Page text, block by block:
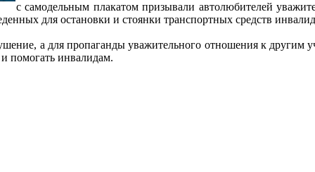
с самодельным плакатом призывали автолюбителей
для остановки и стоянки транспортных средств
а для пропаганды уважительного отношения к
помогать инвалидам.